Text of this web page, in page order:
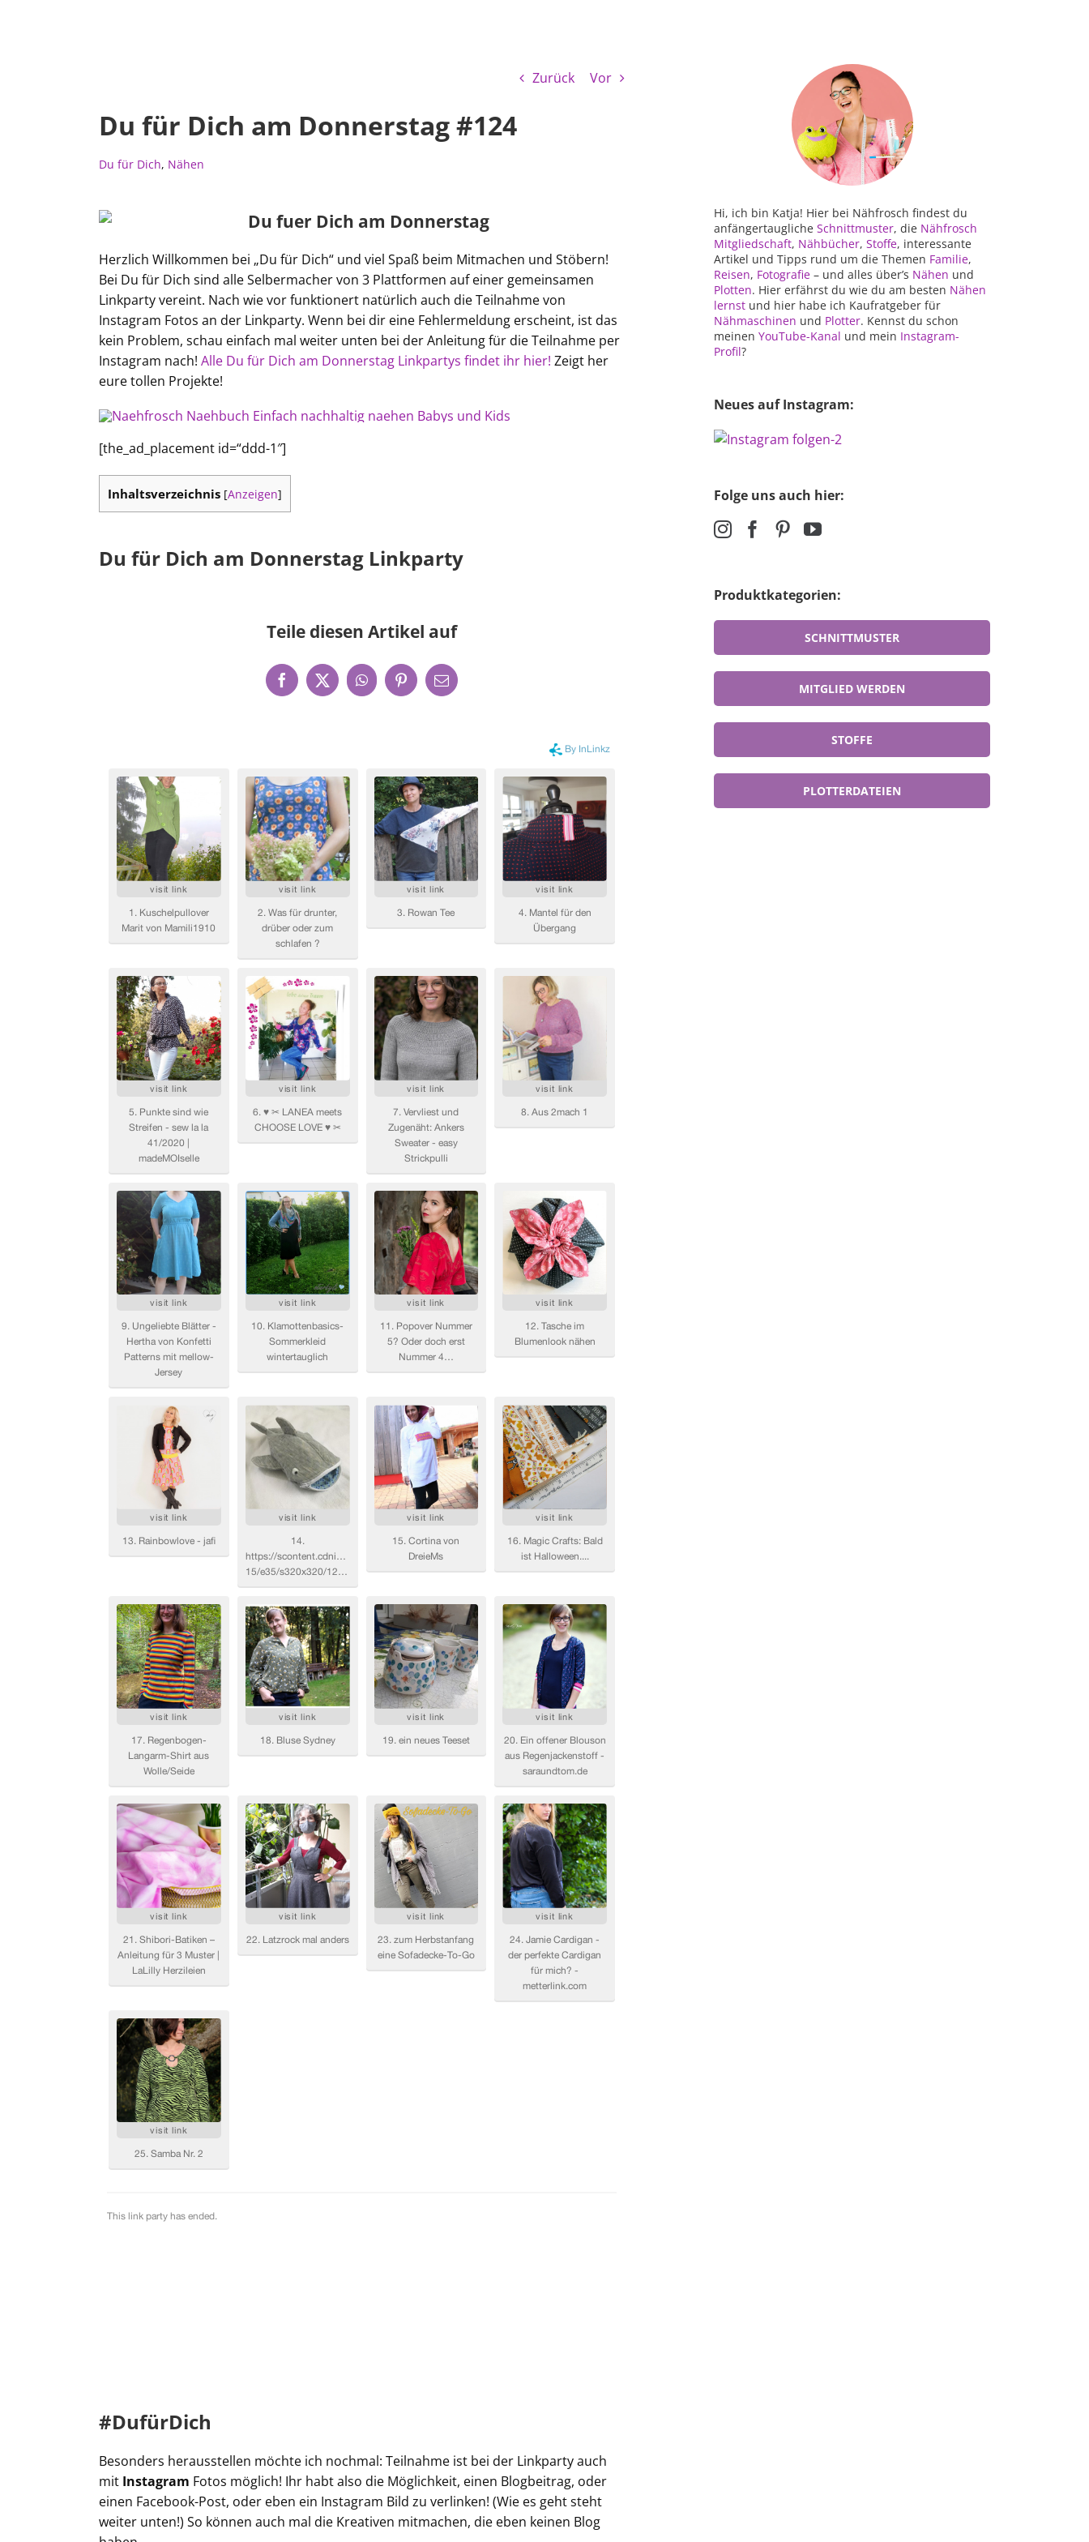
Zurück Vor
Du für Dich am Donnerstag #124
Du für Dich, Nähen
Herzlich Willkommen bei „Du für Dich“ und viel Spaß beim Mitmachen und Stöbern!
Bei Du für Dich sind alle Selbermacher von 3 Plattformen auf einer gemeinsamen
Linkparty vereint. Nach wie vor funktionert natürlich auch die Teilnahme von
Instagram Fotos an der Linkparty. Wenn bei dir eine Fehlermeldung erscheint, ist das
kein Problem, schau einfach mal weiter unten bei der Anleitung für die Teilnahme per
Instagram nach! Alle Du für Dich am Donnerstag Linkpartys findet ihr hier! Zeigt her
eure tollen Projekte!
[the_ad_placement id=“ddd-1″]
Inhaltsverzeichnis [Anzeigen]
Du für Dich am Donnerstag Linkparty
Teile diesen Artikel auf
#DufürDich
Besonders herausstellen möchte ich nochmal: Teilnahme ist bei der Linkparty auch
mit Instagram Fotos möglich! Ihr habt also die Möglichkeit, einen Blogbeitrag, oder
einen Facebook-Post, oder eben ein Instagram Bild zu verlinken! (Wie es geht steht
weiter unten!) So können auch mal die Kreativen mitmachen, die eben keinen Blog
Hi, ich bin Katja! Hier bei Nähfrosch findest du
anfängertaugliche Schnittmuster, die Nähfrosch
Mitgliedschaft, Nähbücher, Stoffe, interessante
Artikel und Tipps rund um die Themen Familie,
Reisen, Fotografie – und alles über’s Nähen und
Plotten. Hier erfährst du wie du am besten Nähen
lernst und hier habe ich Kaufratgeber für
Nähmaschinen und Plotter. Kennst du schon
meinen YouTube-Kanal und mein Instagram-
Profil?
Neues auf Instagram:
Folge uns auch hier:
Produktkategorien:
SCHNITTMUSTER
MITGLIED WERDEN
STOFFE
PLOTTERDATEIEN